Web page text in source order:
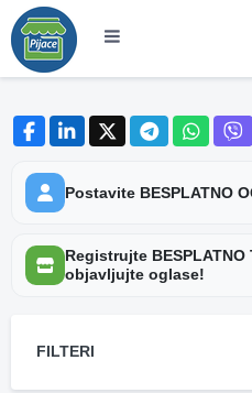
Postavite BESPLATNO
Registrujte BESPLATNO
objavljujte oglase!
FILTERI